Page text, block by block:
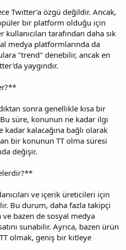
Twitter’a özgü değildir. Ancak,
bir platform olduğu için
tarafından daha sık
medya platformlarında da
"trend" denebilir, ancak en
yaygındır.
sonra genellikle kısa bir
süre, konunun ne kadar ilgi
kalacağına bağlı olarak
bir konunun TT olma süresi
değişir.
ve içerik üreticileri için
Bu durum, daha fazla takipçi
bazen de sosyal medya
sunabilir. Ayrıca, bazen ürün
olmak, geniş bir kitleye